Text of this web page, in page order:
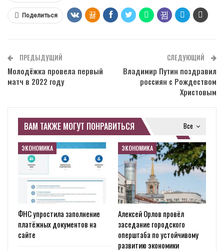
Поделиться
ПРЕДЫДУЩИЙ
Молодёжка провела первый
матч в 2022 году
СЛЕДУЮЩИЙ
Владимир Путин поздравил
россиян с Рождеством
Христовым
Все
ВАМ ТАКЖЕ МОГУТ ПОНРАВИТЬСЯ
ЭКОНОМИКА
ФНС упростила заполнение
платёжных документов на
сайте
ЭКОНОМИКА
Алексей Орлов провёл
заседание городского
оперштаба по устойчивому
развитию экономики